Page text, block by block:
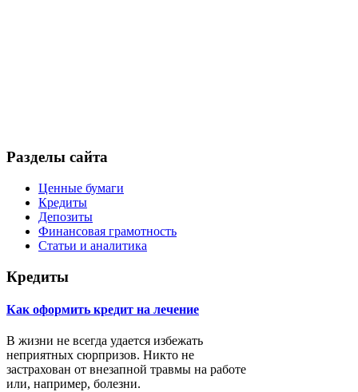
Разделы сайта
Ценные бумаги
Кредиты
Депозиты
Финансовая грамотность
Статьи и аналитика
Кредиты
Как оформить кредит на лечение
В жизни не всегда удается избежать
неприятных сюрпризов. Никто не
застрахован от внезапной травмы на работе
или, например, болезни.